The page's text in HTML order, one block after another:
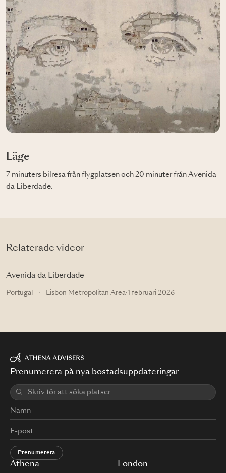
Läge
7 minuters bilresa från flygplatsen och 20 minuter från Avenida
da Liberdade.
Relaterade videor
Avenida da Liberdade
Portugal · Lisbon Metropolitan Area·1 februari 2026
Athena London
Prenumerera på nya bostadsuppdateringar
Prenumerera